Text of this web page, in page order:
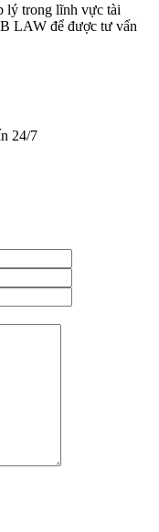
lý trong lĩnh vực tài
LAW để được tư vấn
24/7